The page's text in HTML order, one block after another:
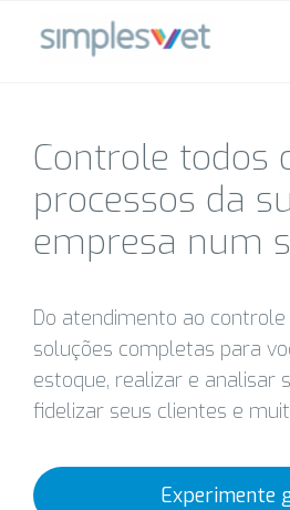
Controle todos
processos da
empresa num
Do atendimento ao controle
soluções completas para
estoque, realizar e analisar
fidelizar seus clientes e
Experimente